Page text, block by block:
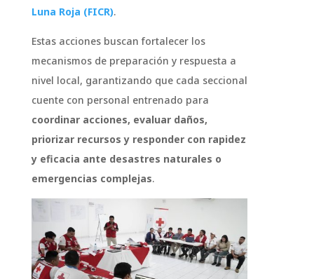
Luna Roja (FICR).
Estas acciones buscan fortalecer los
mecanismos de preparación y respuesta a
nivel local, garantizando que cada seccional
cuente con personal entrenado para
coordinar acciones, evaluar daños,
priorizar recursos y responder con rapidez
y eficacia ante desastres naturales o
emergencias complejas.